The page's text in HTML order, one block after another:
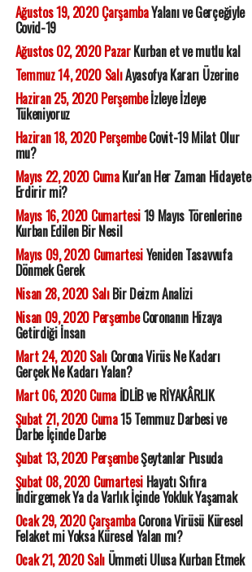
Ağustos 19, 2020 ÇarşambaYalanı ve Gerçeğiyle
Covid-19
Ağustos 02, 2020 PazarKurban et ve mutlu kal
Temmuz 14, 2020 SalıAyasofya Kararı Üzerine
Haziran 25, 2020 Perşembeİzleye İzleye
Tükeniyoruz
Haziran 18, 2020 PerşembeCovit-19 Milat Olur
mu?
Mayıs 22, 2020 CumaKur'an Her Zaman Hidayete
Erdirir mi?
Mayıs 16, 2020 Cumartesi19 Mayıs Törenlerine
Kurban Edilen Bir Nesil
Mayıs 09, 2020 CumartesiYeniden Tasavvufa
Dönmek Gerek
Nisan 28, 2020 SalıBir Deizm Analizi
Nisan 09, 2020 PerşembeCoronanın Hizaya
Getirdiği İnsan
Mart 24, 2020 SalıCorona Virüs Ne Kadarı
Gerçek Ne Kadarı Yalan?
Mart 06, 2020 CumaİDLİB ve RİYAKÂRLIK
Şubat 21, 2020 Cuma15 Temmuz Darbesi ve
Darbe İçinde Darbe
Şubat 13, 2020 PerşembeŞeytanlar Pusuda
Şubat 08, 2020 CumartesiHayatı Sıfıra
İndirgemek Ya da Varlık İçinde Yokluk Yaşamak
Ocak 29, 2020 ÇarşambaCorona Virüsü Küresel
Felaket mi Yoksa Küresel Yalan mı?
Ocak 21, 2020 SalıÜmmeti Ulusa Kurban Etmek